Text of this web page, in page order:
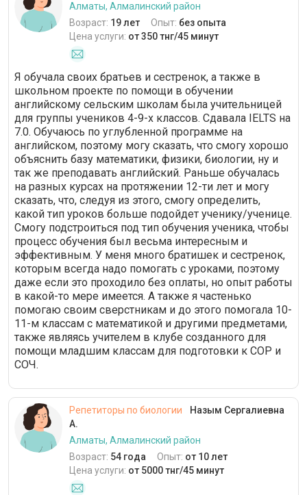
Алматы, Алмалинский район
Возраст: 19 лет Опыт: без опыта
Цена услуги: от 350 тнг/45 минут
Я обучала своих братьев и сестренок, а также в
школьном проекте по помощи в обучении
английскому сельским школам была учительницей
для группы учеников 4-9-х классов. Сдавала IELTS на
7.0. Обучаюсь по углубленной программе на
английском, поэтому могу сказать, что смогу хорошо
объяснить базу математики, физики, биологии, ну и
так же преподавать английский. Раньше обучалась
на разных курсах на протяжении 12-ти лет и могу
сказать, что, следуя из этого, смогу определить,
какой тип уроков больше подойдет ученику/ученице.
Смогу подстроиться под тип обучения ученика, чтобы
процесс обучения был весьма интересным и
эффективным. У меня много братишек и сестренок,
которым всегда надо помогать с уроками, поэтому
даже если это проходило без оплаты, но опыт работы
в какой-то мере имеется. А также я частенько
помогаю своим сверстникам и до этого помогала 10-
11-м классам с математикой и другими предметами,
также являясь учителем в клубе созданного для
помощи младшим классам для подготовки к СОР и
СОЧ.
Репетиторы по биологии
Назым Сергалиевна
А.
Алматы, Алмалинский район
Возраст: 54 года Опыт: от 10 лет
Цена услуги: от 5000 тнг/45 минут